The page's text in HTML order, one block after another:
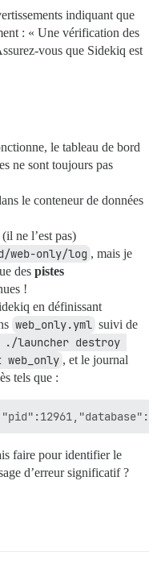
indiquant que
: « Une vérification des
vous que Sidekiq est
le tableau de bord
ne sont toujours pas
le conteneur de données
(il ne l’est pas)
web-only/log , mais je
des pistes
!
en définissant
web_only.yml suivi de
./launcher destroy
, et le journal
tels que :
faire pour identifier le
d’erreur significatif ?